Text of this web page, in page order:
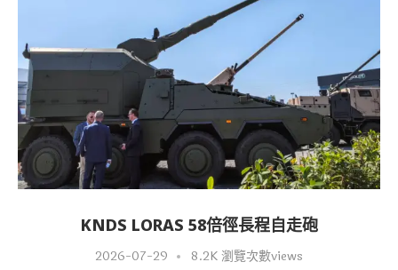
KNDS LORAS 58倍徑長程自走砲
2026-07-29 8.2K 瀏覽次數views